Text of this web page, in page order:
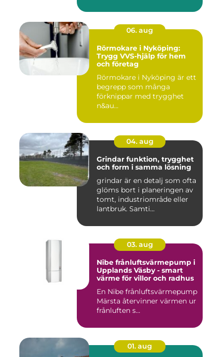
06. aug
Rörmokare i Nyköping:
Trygg VVS-hjälp för hem
och företag
Rörmokare i Nyköping är ett
begrepp som många
förknippar med trygghet
n&au...
04. aug
Grindar funktion, trygghet
och form i samma lösning
grindar är en detalj som ofta
glöms bort i planeringen av
tomt, industriområde eller
lantbruk. Samti...
03. aug
Nibe frånluftsvärmepump i
Upplands Väsby - smart
värme för villor och radhus
En Nibe frånluftsvärmepump
Märsta återvinner värmen ur
frånluften s...
01. aug